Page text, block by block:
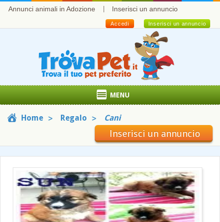
Annunci animali in Adozione Inserisci un annuncio
Inserisci un annuncio
Accedi
MENU
Home Regalo Cani
Inserisci un annuncio